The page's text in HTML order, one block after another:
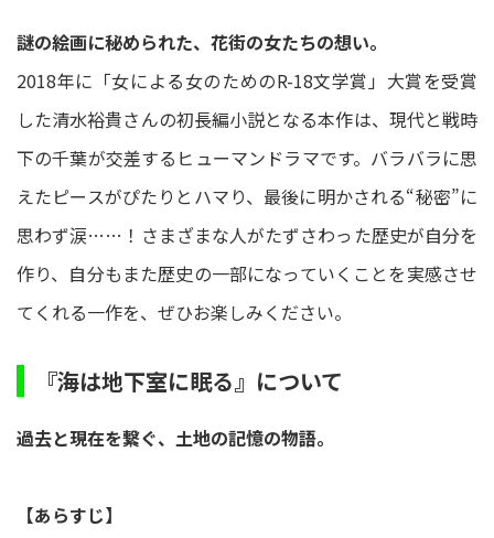
謎の絵画に秘められた、花街の女たちの想い。
2018年に「女による女のためのR-18文学賞」大賞を受賞
した清水裕貴さんの初長編小説となる本作は、現代と戦時
下の千葉が交差するヒューマンドラマです。バラバラに思
えたピースがぴたりとハマり、最後に明かされる“秘密”に
思わず涙……！さまざまな人がたずさわった歴史が自分を
作り、自分もまた歴史の一部になっていくことを実感させ
てくれる一作を、ぜひお楽しみください。
『海は地下室に眠る』について
過去と現在を繋ぐ、土地の記憶の物語。
【あらすじ】